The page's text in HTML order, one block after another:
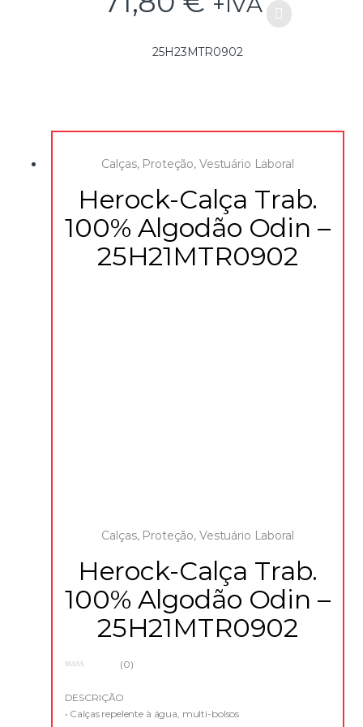
• EN ISO 15797:2004/AC:2004
Tipo 2 Nível 1 em combinação com HEROCK® protecção
Calças de ganga 100% algodão 450g/m²
Tecido de reforço: 100% poliamida Cordura® 500D
25H23MTR0902
Calças, Proteção, Vestuário Laboral
Herock-Calça Trab.
100% Algodão Odin –
25H21MTR0902
Calças, Proteção, Vestuário Laboral
Herock-Calça Trab.
100% Algodão Odin –
25H21MTR0902
u
o
(0)
DESCRIÇÃO
• Calças repelente à água, multi-bolsos